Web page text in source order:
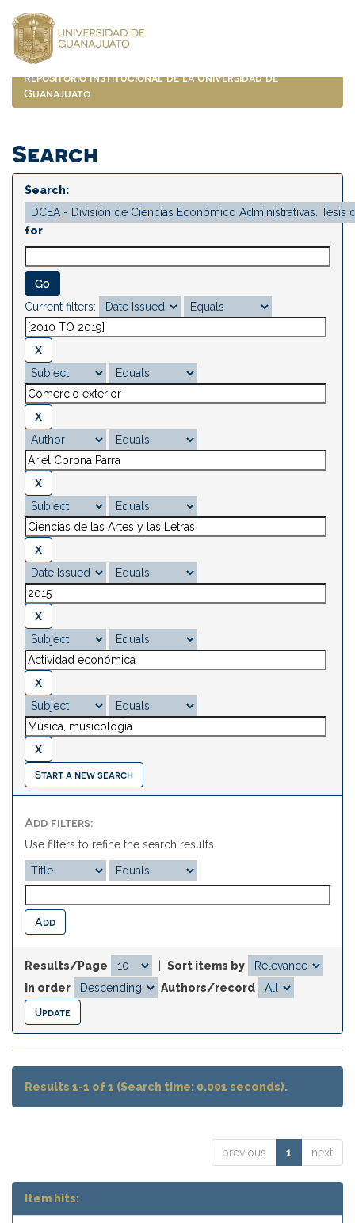
navigation
Repositorio Institucional de la Universidad de
Guanajuato
Search
Search:
for
Current filters:
Start a new search
Add filters:
Use filters to refine the search results.
Results/Page
Sort items by
In order
Authors/record
Results 1-1 of 1 (Search time: 0.001 seconds).
previous 1 next
Item hits: